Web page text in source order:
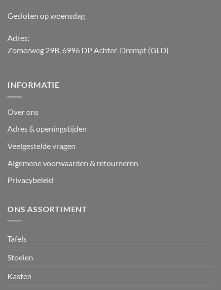
Gesloten op woensdag
Adres:
Zomerweg 29B, 6996 DP Achter-Drempt (GLD)
INFORMATIE
Over ons
Adres & openingstijden
Veelgestelde vragen
Algemene voorwaarden & retourneren
Privacybeleid
ONS ASSORTIMENT
Tafels
Stoelen
Kasten